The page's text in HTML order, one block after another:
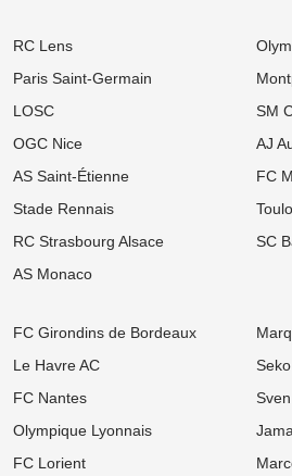
Mercato LOSC : Feyenoord repousse
Mercato OM : Un géant d'1m97 dans le
charnière phocéenne
05/08 Ligue 2
lancée
05/08
OL : Grosse inquiétude en prévision du
Mercato Bordeaux : Après le rachat du
d'expérience aperçu à l'entraînement !
05/08 Ligue 2
viser la remontée !
05/08 Ligue 1
RC Lens
Paris Saint-Germain
LOSC
OGC Nice
AS Saint-Étienne
Stade Rennais
RC Strasbourg Alsace
AS Monaco
SM
AJ
FC
SC
FC Girondins de Bordeaux
Le Havre AC
FC Nantes
Olympique Lyonnais
FC Lorient